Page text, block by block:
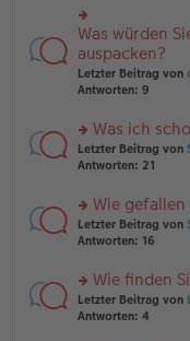
tr
a
g
e
n
er
B
ei
tr
g
u
n
g
el
es
e
er
B
ei
tr
g
rs
te
r
u
n
el
es
e
B
ei
tr
g
Was würden
auspacken?
Letzter Beitrag von
Antworten: 9
rs
te
n
g
el
e
n
er
Was ich
Letzter Beitrag von
Antworten: 21
rs
te
n
g
el
Wie
Letzter Beitrag von
Antworten: 16
rs
te
Wie finden
Letzter Beitrag von
Antworten: 4